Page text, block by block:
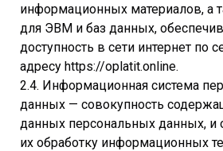
информационных материалов, а
для ЭВМ и баз данных,
доступность в сети интернет по
адресу https://oplatit.online.
2.4. Информационная система
данных — совокупность
данных персональных данных,
их обработку информационных